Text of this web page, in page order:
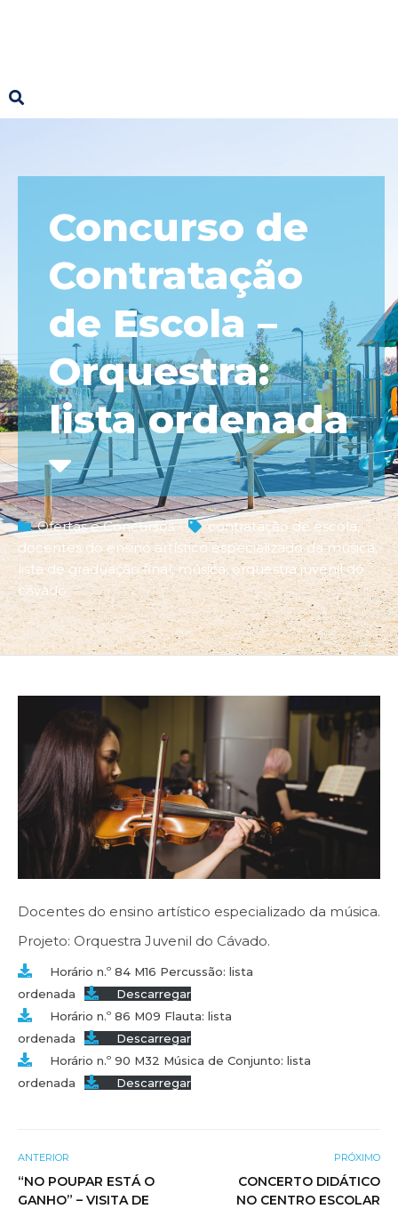
Concurso de
Contratação
de Escola –
Orquestra:
lista ordenada
Ofertas e Concursos contratação de escola,
docentes do ensino artístico especializado da música,
lista de graduação final,música,orquestra juvenil do
cávado
Docentes do ensino artístico especializado da música.
Projeto: Orquestra Juvenil do Cávado.
Horário n.º 84 M16 Percussão: lista
ordenada
Descarregar
Horário n.º 86 M09 Flauta: lista
ordenada
Descarregar
Horário n.º 90 M32 Música de Conjunto: lista
ordenada
Descarregar
ANTERIOR
“NO POUPAR ESTÁ O
GANHO” – VISITA DE
PRÓXIMO
CONCERTO DIDÁTICO
NO CENTRO ESCOLAR